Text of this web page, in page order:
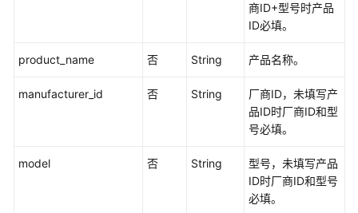
备
BatchDeleteDevices
商ID+型号时产品
ID必填。
product_name 否 String 产品名称。
manufacturer_id 否 String
厂商ID，未填写产
品ID时厂商ID和型
号必填。
model 否 String
型号，未填写产品
ID时厂商ID和型号
必填。